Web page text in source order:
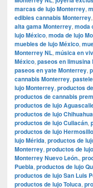
marcas de lujo Monterrey,
edibles cannabis Monterrey,
alta gama Monterrey, moda
lujo México, moda de lujo
muebles de lujo México,
Monterrey NL, música en
México, paseos en limusina
paseos en yate Monterrey,
cannabis Monterrey,
lujo Monterrey, productos
productos de cannabis
productos de lujo
productos de lujo Chihuahua
productos de lujo Culiacán,
productos de lujo Hermosillo
lujo Mérida, productos de
Monterrey, productos de
Monterrey Nuevo León.,
Puebla, productos de lujo
productos de lujo San Luis
productos de lujo Toluca,